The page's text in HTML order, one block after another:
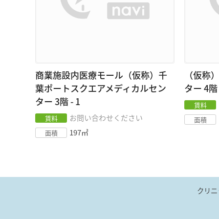
商業施設内医療モール（仮称）千
葉ポートスクエアメディカルセン
ター3階 - 1
賃料 お問い合わせください
面積 197㎡
（仮称
ター4階
賃料
面積
クリ